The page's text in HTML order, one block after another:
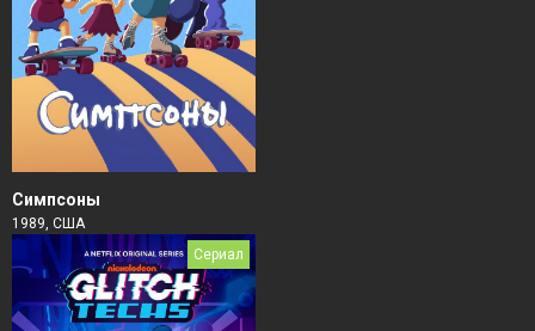
Симпсоны
1989, США
Сериал